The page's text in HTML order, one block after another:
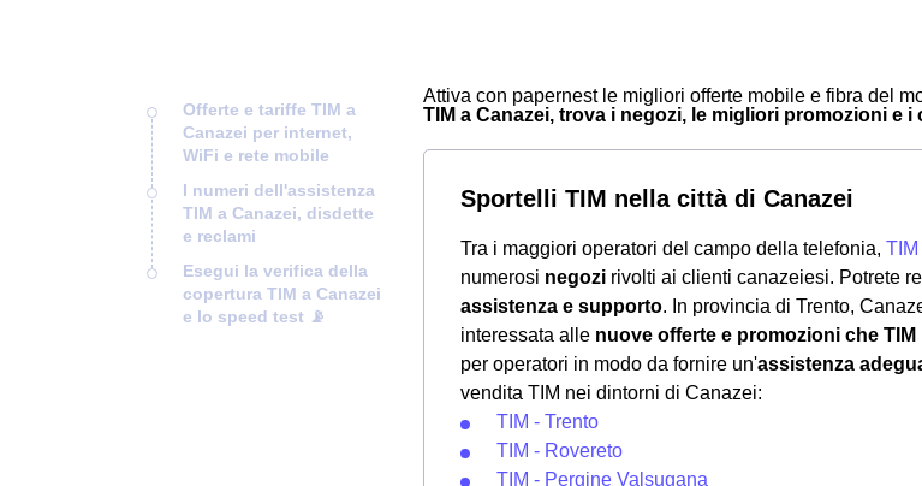
Offerte e tariffe TIM a
Canazei per internet,
WiFi e rete mobile
I numeri dell'assistenza
TIM a Canazei, disdette
e reclami
Esegui la verifica della
copertura TIM a Canazei
e lo speed test 📡
Attiva con papernest le migliori offerte mobile e fibra del
TIM a Canazei, trova i negozi, le migliori promozioni e i
Sportelli TIM nella città di Canazei
Tra i maggiori operatori del campo della telefonia, TIM
numerosi negozi rivolti ai clienti canazeiesi. Potrete
assistenza e supporto. In provincia di Trento,
interessata alle nuove offerte e promozioni che
per operatori in modo da fornire un'assistenza
vendita TIM nei dintorni di Canazei:
TIM - Trento
TIM - Rovereto
TIM - Pergine Valsugana